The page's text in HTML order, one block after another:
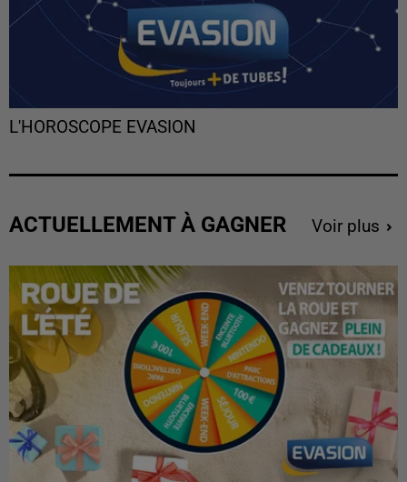
L'HOROSCOPE EVASION
ACTUELLEMENT À GAGNER Voir plus